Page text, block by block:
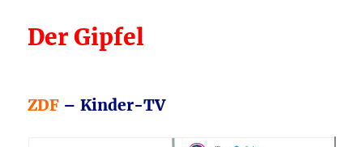
Der Gipfel
ZDF – Kinder-TV